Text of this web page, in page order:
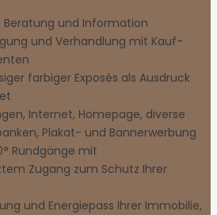
und Information
und Verhandlung mit Kauf-
farbiger Exposés als Ausdruck
Internet, Homepage, diverse
Plakat- und Bannerwerbung
Rundgänge mit
Zugang zum Schutz Ihrer
und Energiepass Ihrer Immobilie,